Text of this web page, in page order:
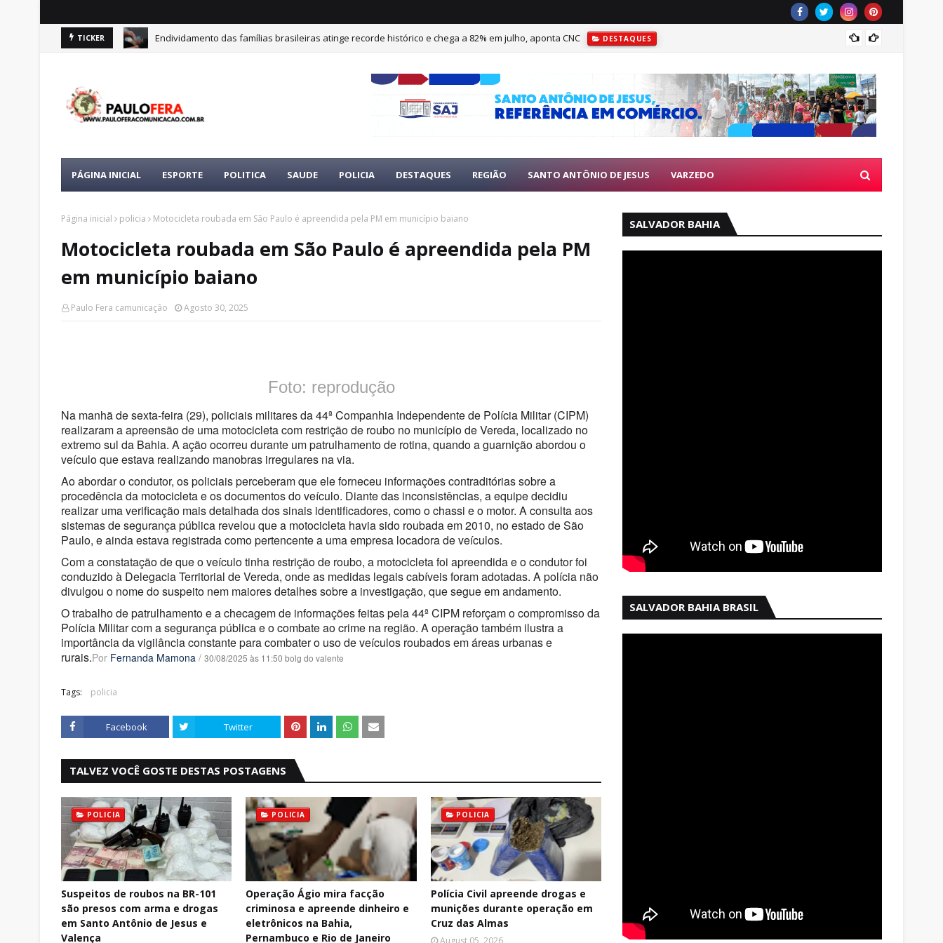
TICKER Endividamento das famílias brasileiras atinge recorde histórico e chega a 82% em julho, aponta CNC DESTAQUES
PÁGINA INICIAL ESPORTE POLITICA SAUDE POLICIA DESTAQUES REGIÃO SANTO ANTÔNIO DE JESUS VARZEDO
Página inicial policia Motocicleta roubada em São Paulo é apreendida pela PM em município baiano
Motocicleta roubada em São Paulo é apreendida pela PM
em município baiano
Paulo Fera camunicação Agosto 30, 2025
Foto: reprodução
Na manhã de sexta-feira (29), policiais militares da 44ª Companhia Independente de Polícia Militar (CIPM)
realizaram a apreensão de uma motocicleta com restrição de roubo no município de Vereda, localizado no
extremo sul da Bahia. A ação ocorreu durante um patrulhamento de rotina, quando a guarnição abordou o
veículo que estava realizando manobras irregulares na via.
Ao abordar o condutor, os policiais perceberam que ele forneceu informações contraditórias sobre a
procedência da motocicleta e os documentos do veículo. Diante das inconsistências, a equipe decidiu
realizar uma verificação mais detalhada dos sinais identificadores, como o chassi e o motor. A consulta aos
sistemas de segurança pública revelou que a motocicleta havia sido roubada em 2010, no estado de São
Paulo, e ainda estava registrada como pertencente a uma empresa locadora de veículos.
Com a constatação de que o veículo tinha restrição de roubo, a motocicleta foi apreendida e o condutor foi
conduzido à Delegacia Territorial de Vereda, onde as medidas legais cabíveis foram adotadas. A polícia não
divulgou o nome do suspeito nem maiores detalhes sobre a investigação, que segue em andamento.
O trabalho de patrulhamento e a checagem de informações feitas pela 44ª CIPM reforçam o compromisso da
Polícia Militar com a segurança pública e o combate ao crime na região. A operação também ilustra a
importância da vigilância constante para combater o uso de veículos roubados em áreas urbanas e
rurais.Por Fernanda Mamona / 30/08/2025 às 11:50 bolg do valente
Tags: policia
Facebook Twitter
TALVEZ VOCÊ GOSTE DESTAS POSTAGENS
POLICIA
Suspeitos de roubos na BR-101
são presos com arma e drogas
em Santo Antônio de Jesus e
Valença
POLICIA
Operação Ágio mira facção
criminosa e apreende dinheiro e
eletrônicos na Bahia,
Pernambuco e Rio de Janeiro
POLICIA
Polícia Civil apreende drogas e
munições durante operação em
Cruz das Almas
August 05, 2026
SALVADOR BAHIA
SALVADOR BAHIA BRASIL